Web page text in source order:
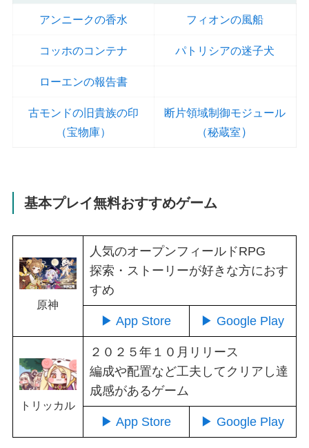
アンニークの香水 フィオンの風船
コッホのコンテナ パトリシアの迷子犬
ローエンの報告書
古モンドの旧貴族の印
（宝物庫）
断片領域制御モジュール
（秘蔵室 ）
基本プレイ無料おすすめゲーム
原神
人気のオープンフィールドRPG
探索・ストーリーが好きな方におす
すめ
▶ App Store ▶ Google Play
トリッカル
２０２５年１０月リリース
編成や配置など工夫してクリアし達
成感があるゲーム
▶ App Store ▶ Google Play